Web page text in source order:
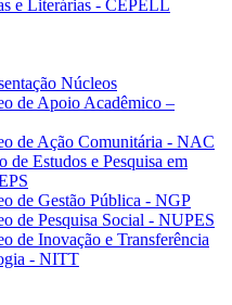
e Literárias - CEPELL
Núcleos
de Apoio Acadêmico –
de Ação Comunitária - NAC
de Estudos e Pesquisa em
de Gestão Pública - NGP
de Pesquisa Social - NUPES
de Inovação e Transferência
- NITT